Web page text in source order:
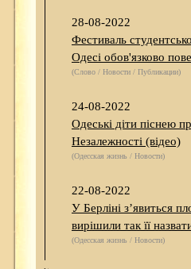
28-08-2022
Фестиваль
Одесі обов'язково
(Слово / Новости / Публикации)
24-08-2022
Одеські діти піснею
Незалежності (відео)
(Одесская жизнь / Новости)
22-08-2022
У Берліні з’явиться
вирішили так її
(Одесская жизнь / Новости)